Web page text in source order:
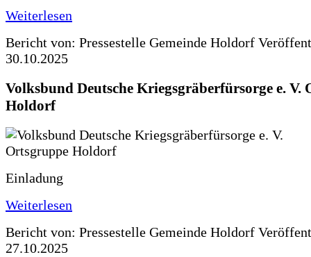
Weiterlesen
Bericht von: Pressestelle Gemeinde Holdorf
30.10.2025
Volksbund Deutsche Kriegsgräberfürsorge e. V.
Holdorf
Einladung
Weiterlesen
Bericht von: Pressestelle Gemeinde Holdorf
27.10.2025